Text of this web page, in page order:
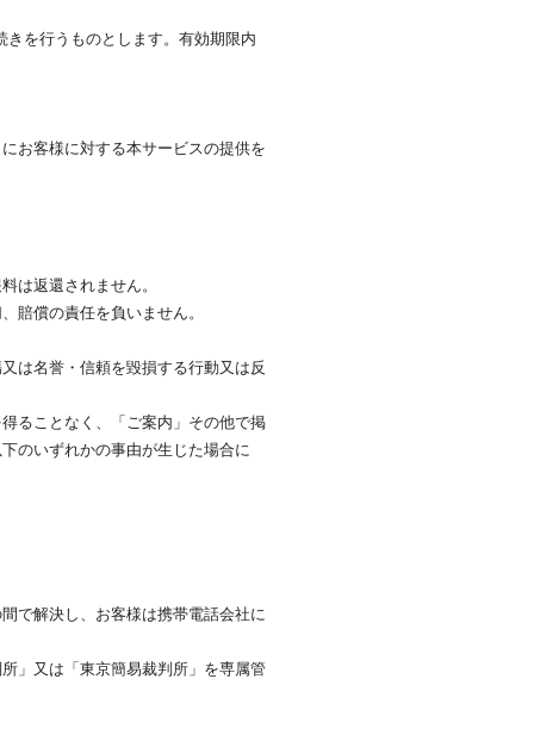
を行うものとします。有効期限内
お客様に対する本サービスの提供を
は返還されません。
賠償の責任を負いません。
は名誉・信頼を毀損する行動又は反
ることなく、「ご案内」その他で掲
のいずれかの事由が生じた場合に
で解決し、お客様は携帯電話会社に
」又は「東京簡易裁判所」を専属管